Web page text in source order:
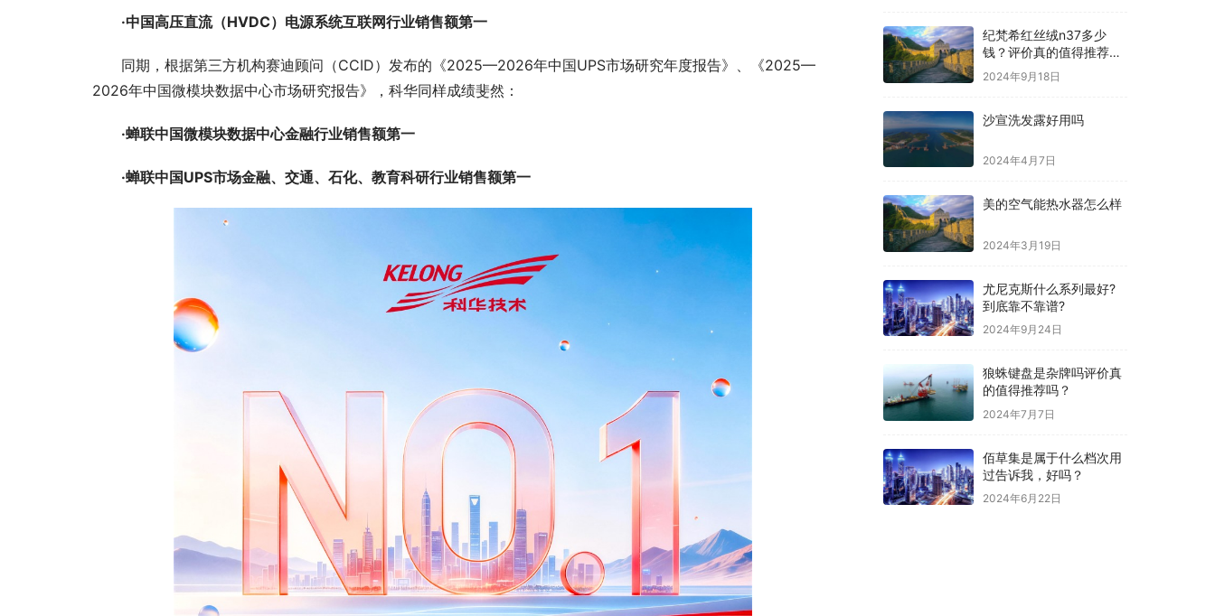
·中国高压直流（HVDC）电源系统互联网行业销售额第一
同期，根据第三方机构赛迪顾问（CCID）发布的《2025—2026年中国UPS市场研究年度报告》、《2025—
2026年中国微模块数据中心市场研究报告》，科华同样成绩斐然：
·蝉联中国微模块数据中心金融行业销售额第一
·蝉联中国UPS市场金融、交通、石化、教育科研行业销售额第一
纪梵希红丝绒n37多少
钱？评价真的值得推荐
吗？
2024年9月18日
沙宣洗发露好用吗
2024年4月7日
美的空气能热水器怎么样
2024年3月19日
尤尼克斯什么系列最好?
到底靠不靠谱?
2024年9月24日
狼蛛键盘是杂牌吗评价真
的值得推荐吗？
2024年7月7日
佰草集是属于什么档次用
过告诉我，好吗？
2024年6月22日